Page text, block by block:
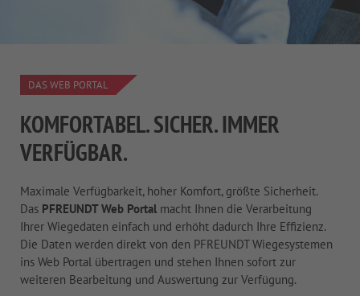
DAS WEB PORTAL
KOMFORTABEL. SICHER. IMMER
VERFÜGBAR.
Maximale Verfügbarkeit, hoher Komfort, größte Sicherheit.
Das PFREUNDT Web Portal macht Ihnen die Verarbeitung
Ihrer Wiegedaten einfach und erhöht dadurch Ihre Effizienz.
Die Daten werden direkt von den PFREUNDT Wiegesystemen
ins Web Portal übertragen und stehen Ihnen sofort zur
weiteren Bearbeitung und Auswertung zur Verfügung.